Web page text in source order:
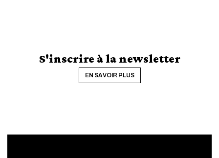
S'inscrire à la newsletter
EN SAVOIR PLUS